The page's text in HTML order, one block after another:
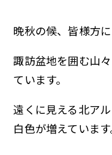
晩秋の候、皆様方
諏訪盆地を囲む山
ています。
遠くに見える北ア
白色が増えています